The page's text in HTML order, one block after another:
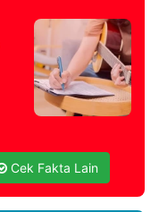
Cek Fakta Lain